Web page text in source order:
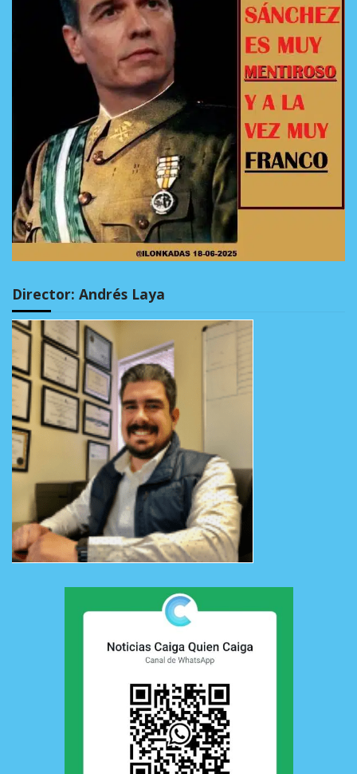
Director: Andrés Laya